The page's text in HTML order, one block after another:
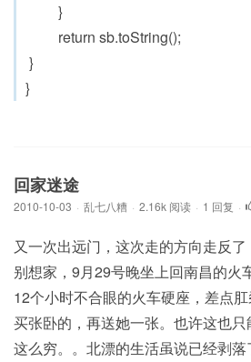
}
return sb.toString();
}
}
回家迷途
2010-10-03 · 乱七八糟 · 2.16k 阅读 · 1 回复 ·
又一次出远门，这次走的方向走反
别想家，9月29号晚坐上回南昌的火
12个小时不合眼的火车硬座，差点
买张卧的，再送她一张。也许这也
这么穷。。北漂的生活虽说已经剥